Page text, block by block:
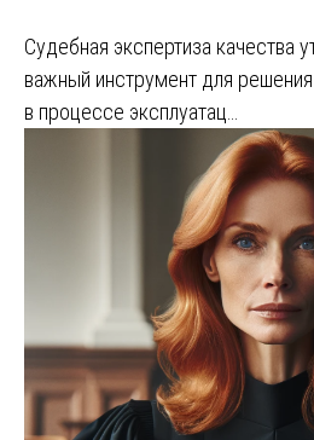
Судебная экспертиза качества
важный инструмент для
в процессе эксплуатац…